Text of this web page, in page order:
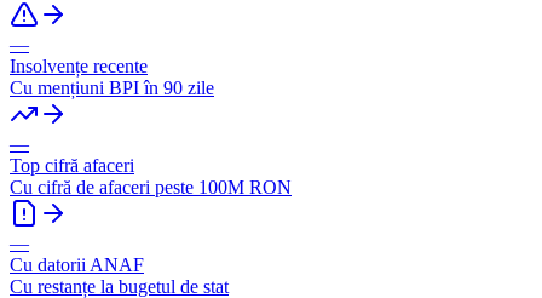
—
Insolvențe recente
Cu mențiuni BPI în 90 zile
—
Top cifră afaceri
Cu cifră de afaceri peste 100M RON
—
Cu datorii ANAF
Cu restanțe la bugetul de stat